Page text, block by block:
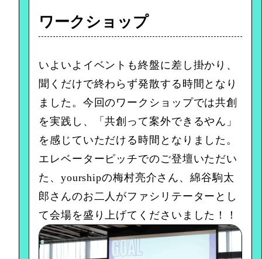
ワークショップ
いよいよイベントも終盤に差し掛かり、
聞くだけで終わらず発散する時間となり
ました。今回のワークショップでは共創
を実践し、「共創って案外できるやん」
を感じていただける時間となりました。
エレベーターピッチでのご登壇いただい
た、yourshipの梅村亮介さん、綿谷駒太
郎さんのお二人がファシリテーターとし
て会場を盛り上げてくださいました！！